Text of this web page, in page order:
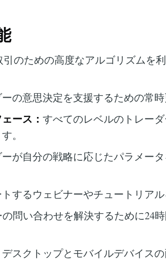
のための高度なアルゴリズムを
ーの意思決定を支援するための常時
ース： すべてのレベルのトレー
。
ーが自分の戦略に応じたパラメー
するウェビナーやチュートリアル
問い合わせを解決するために24
デスクトップとモバイルデバイス